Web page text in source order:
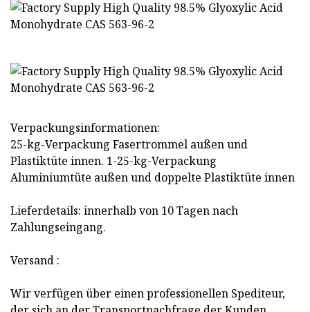
Verpackungsinformationen:
25-kg-Verpackung Fasertrommel außen und
Plastiktüte innen. 1-25-kg-Verpackung
Aluminiumtüte außen und doppelte Plastiktüte innen
Lieferdetails: innerhalb von 10 Tagen nach
Zahlungseingang.
Versand :
Wir verfügen über einen professionellen Spediteur,